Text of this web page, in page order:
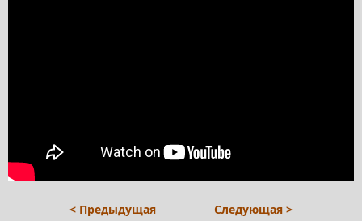
< Предыдущая Следующая >